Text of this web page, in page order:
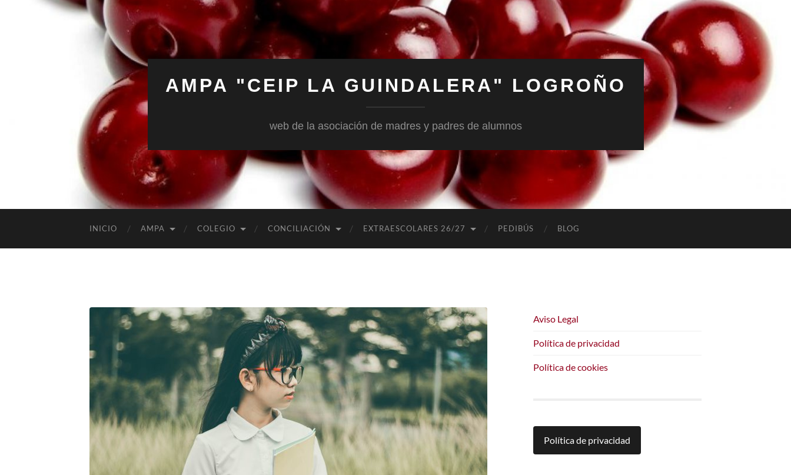
AMPA "CEIP LA GUINDALERA" LOGROÑO
web de la asociación de madres y padres de alumnos
INICIO AMPA COLEGIO CONCILIACIÓN EXTRAESCOLARES 26/27 PEDIBÚS BLOG
Aviso Legal
Política de privacidad
Política de cookies
Política de privacidad